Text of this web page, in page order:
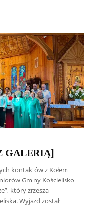
GALERIĄ]
kontaktów z Kołem
Gminy Kościelisko
który zrzesza
Wyjazd został